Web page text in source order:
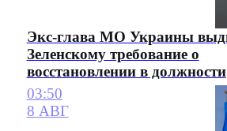
Экс-глава МО Украины
Зеленскому требование о
восстановлении в должности
03:50
8 АВГ